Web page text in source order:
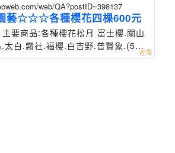
web/QA?postID=398137
☆☆☆各種櫻花四棵600元
要商品:各種櫻花松月 富士櫻.關山
太白.霧社.福櫻.白吉野.普賢象.(50-
水櫻(60-80公分)等(有些品種數量